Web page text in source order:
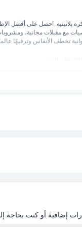
مما يعني أن مقعدك
المقاعد المتاحة ضمن فئة
مع مقبلات شهية ومشروبات
البضائع.
أو استرداد المبالغ في حال
بلاتينية. احصل على أفضل
مع مقبلات مجانية،
تخطف الأنفاس وترفيهًا
على العرض
إضافية أو كنت بحاجة